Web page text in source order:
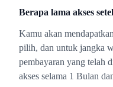
Berapa lama akses
Kamu akan
pilih, dan untuk jangka
pembayaran yang telah
akses selama 1 Bulan